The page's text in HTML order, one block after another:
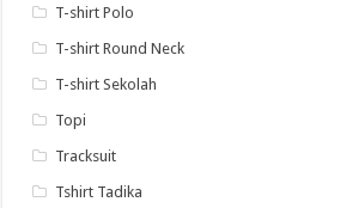
T-shirt Polo
T-shirt Round Neck
T-shirt Sekolah
Topi
Tracksuit
Tshirt Tadika